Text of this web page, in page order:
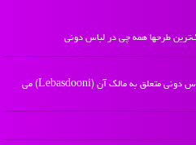
طرحها همه چی در لباس دونی
lebasdooni.ir - مالکیت معنوی سایت لباس دونی متعلق به مالک آن (Lebasdooni) می